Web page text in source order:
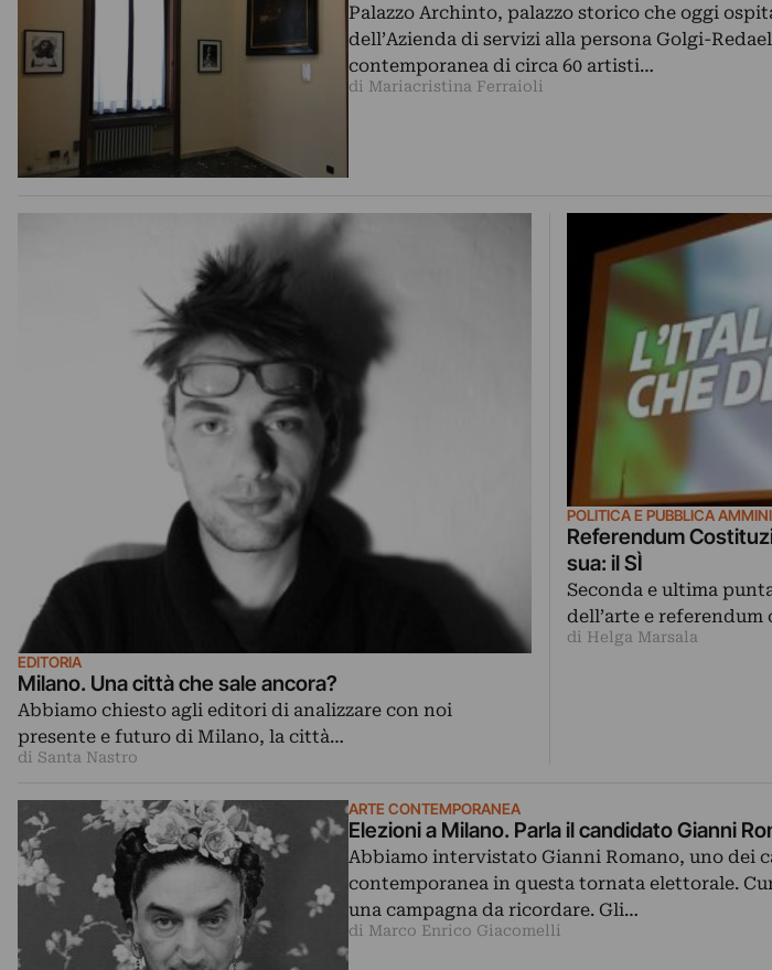
Palazzo Archinto, palazzo storico che oggi
dell’Azienda di servizi alla persona Golgi-
contemporanea di circa 60 artisti…
di Mariacristina Ferraioli
EDITORIA
Milano. Una città che sale ancora?
Abbiamo chiesto agli editori di analizzare con noi
presente e futuro di Milano, la città…
di Santa Nastro
POLITICA E PUBBLICA
Referendum
sua: il SÌ
Seconda e ultima
dell’arte e
di Helga Marsala
ARTE CONTEMPORANEA
Elezioni a Milano. Parla il candidato Gianni
Abbiamo intervistato Gianni Romano, uno dei
contemporanea in questa tornata elettorale.
una campagna da ricordare. Gli…
di Marco Enrico Giacomelli